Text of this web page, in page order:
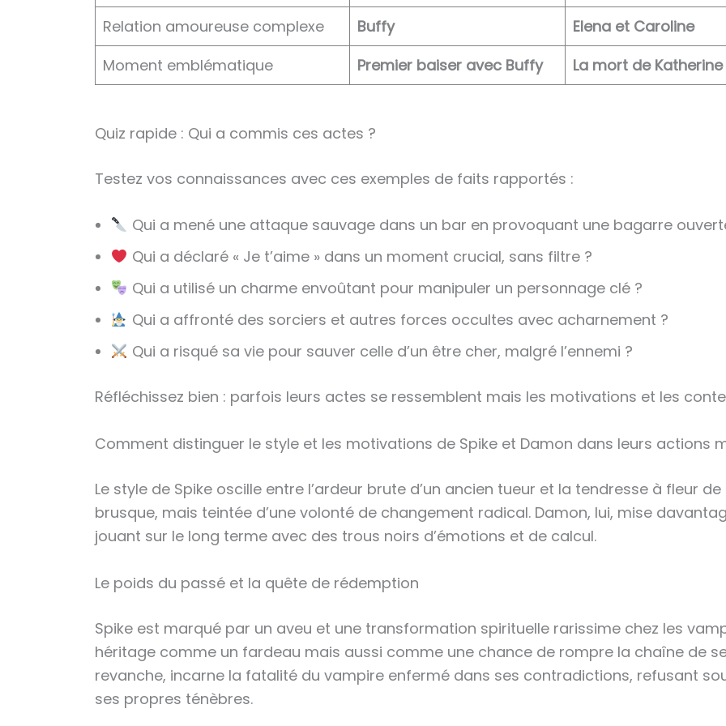
Relation amoureuse complexe Buffy
Elena et Caroline
Moment emblématique
Premier baiser avec Buffy La mort de Katherine
Quiz rapide : Qui a commis ces actes ?
Testez vos connaissances avec ces exemples de faits rapportés :
Qui a mené une attaque sauvage dans un bar en provoquant une bagarre
Qui a déclaré « Je t’aime » dans un moment crucial, sans filtre ?
Qui a utilisé un charme envoûtant pour manipuler un personnage clé ?
Qui a affronté des sorciers et autres forces occultes avec acharnement ?
Qui a risqué sa vie pour sauver celle d’un être cher, malgré l’ennemi ?
Réfléchissez bien : parfois leurs actes se ressemblent mais les motivations et les
Comment distinguer le style et les motivations de Spike et Damon dans leurs actions
Le style de Spike oscille entre l’ardeur brute d’un ancien tueur et la tendresse à fleur
brusque, mais teintée d’une volonté de changement radical. Damon, lui, mise
jouant sur le long terme avec des trous noirs d’émotions et de calcul.
Le poids du passé et la quête de rédemption
Spike est marqué par un aveu et une transformation spirituelle rarissime chez les
héritage comme un fardeau mais aussi comme une chance de rompre la chaîne de
revanche, incarne la fatalité du vampire enfermé dans ses contradictions, refusant
ses propres ténèbres.